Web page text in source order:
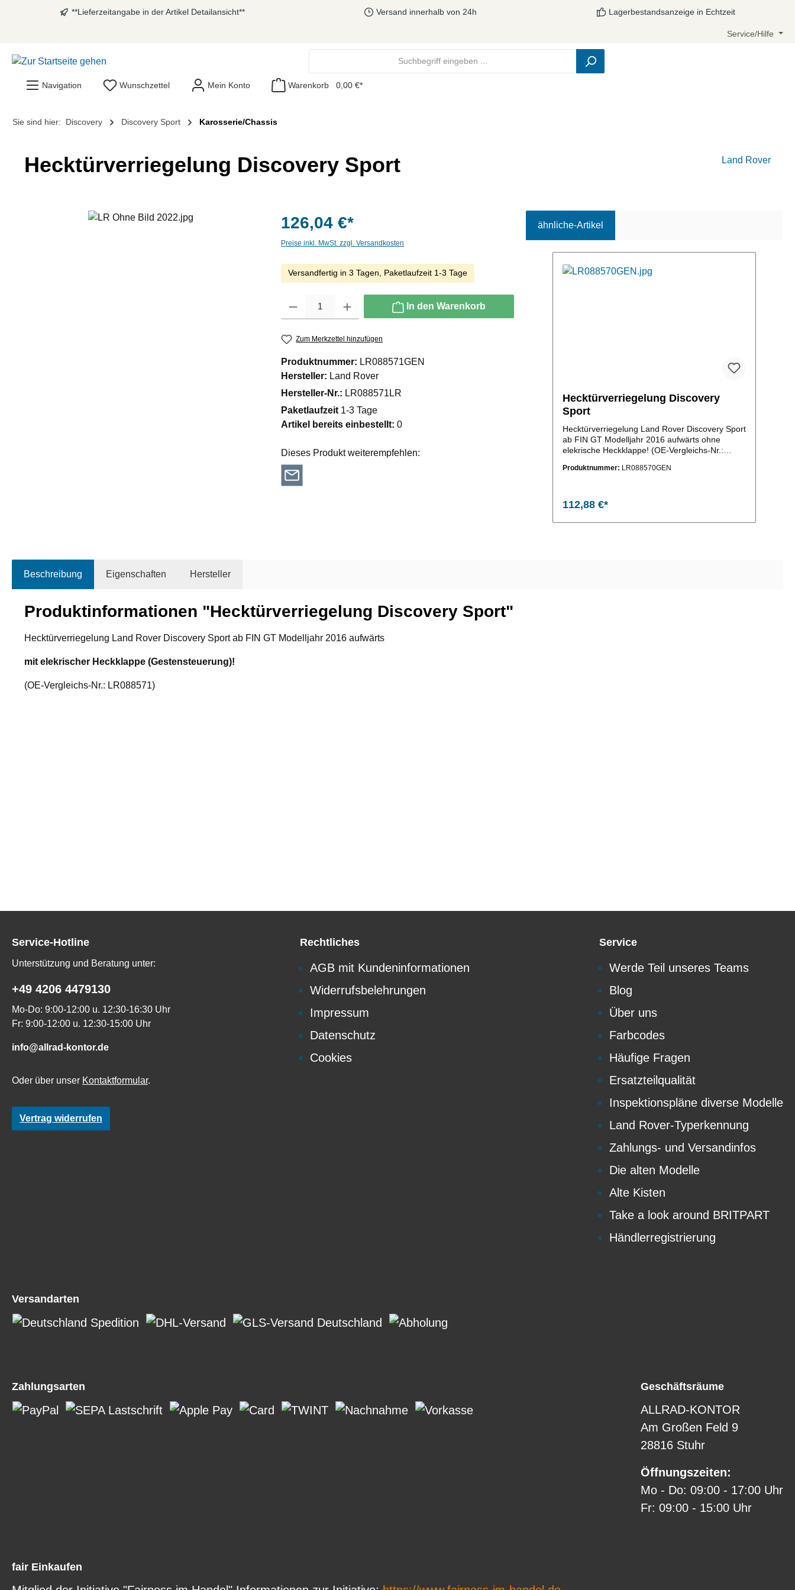
Zur Hauptnavigation springen
**Lieferzeitangabe in der Artikel Detailansicht** Versand innerhalb von 24h Lagerbestandsanzeige in Echtzeit
Service/Hilfe
Navigation Wunschzettel Mein Konto Warenkorb 0,00 €*
Sie sind hier: Discovery Discovery Sport Karosserie/Chassis
Hecktürverriegelung Discovery Sport Land Rover
Bildergalerie überspringen 126,04 €*
Preise inkl. MwSt. zzgl. Versandkosten
Versandfertig in 3 Tagen, Paketlaufzeit 1-3 Tage
In den Warenkorb
Zum Merkzettel hinzufügen
Produktnummer: LR088571GEN
Hersteller: Land Rover
Hersteller-Nr.: LR088571LR
Paketlaufzeit 1-3 Tage
Artikel bereits einbestellt: 0
Dieses Produkt weiterempfehlen:
ähnliche-Artikel
Hecktürverriegelung Discovery
Sport
Hecktürverriegelung Land Rover Discovery Sport
ab FIN GT Modelljahr 2016 aufwärts ohne
elekrische Heckklappe! (OE-Vergleichs-Nr.:
Produktnummer: LR088570GEN
112,88 €*
Beschreibung Eigenschaften Hersteller
Produktinformationen "Hecktürverriegelung Discovery Sport"
Hecktürverriegelung Land Rover Discovery Sport ab FIN GT Modelljahr 2016 aufwärts
mit elekrischer Heckklappe (Gestensteuerung)!
(OE-Vergleichs-Nr.: LR088571)
Service-Hotline
Unterstützung und Beratung unter:
+49 4206 4479130
Mo-Do: 9:00-12:00 u. 12:30-16:30 Uhr
Fr: 9:00-12:00 u. 12:30-15:00 Uhr
info@allrad-kontor.de
Oder über unser Kontaktformular.
Vertrag widerrufen
Rechtliches
AGB mit Kundeninformationen
Widerrufsbelehrungen
Impressum
Datenschutz
Cookies
Service
Werde Teil unseres Teams
Blog
Über uns
Farbcodes
Häufige Fragen
Ersatzteilqualität
Inspektionspläne diverse Modelle
Land Rover-Typerkennung
Zahlungs- und Versandinfos
Die alten Modelle
Alte Kisten
Take a look around BRITPART
Händlerregistrierung
Versandarten
Zahlungsarten Geschäftsräume
ALLRAD-KONTOR
Am Großen Feld 9
28816 Stuhr
Öffnungszeiten:
Mo - Do: 09:00 - 17:00 Uhr
Fr: 09:00 - 15:00 Uhr
fair Einkaufen